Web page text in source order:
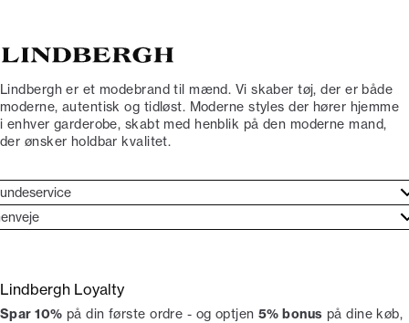
Lindbergh er et modebrand til mænd. Vi skaber tøj, der er både
moderne, autentisk og tidløst. Moderne styles der hører hjemme
i enhver garderobe, skabt med henblik på den moderne mand,
der ønsker holdbar kvalitet.
dit køb
Lindbergh Ambassadør
Lindbergh Loyalty
Spar 10% på din første ordre - og optjen 5% bonus på dine køb,